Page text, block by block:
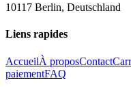
10117 Berlin, Deutschland
Liens rapides
AccueilÀ proposContact
paiementFAQ